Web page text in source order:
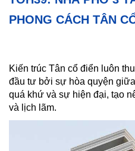
HỖ
DỰ
ÁN
CHÍNH
PHONG CÁCH TÂN
Kiến trúc Tân cổ điển luôn
đầu tư bởi sự hòa quyện
quá khứ và sự hiện đại, tạo
và lịch lãm.